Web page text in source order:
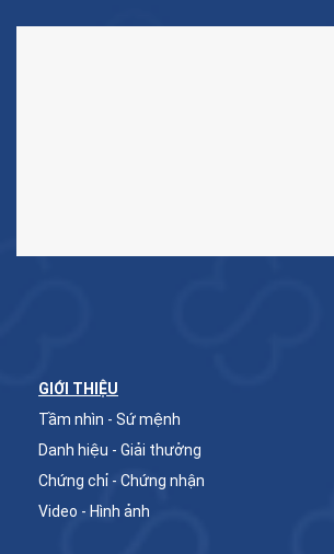
GIỚI THIỆU
Tầm nhìn - Sứ mệnh
Danh hiệu - Giải thưởng
Chứng chỉ - Chứng nhận
Video - Hình ảnh